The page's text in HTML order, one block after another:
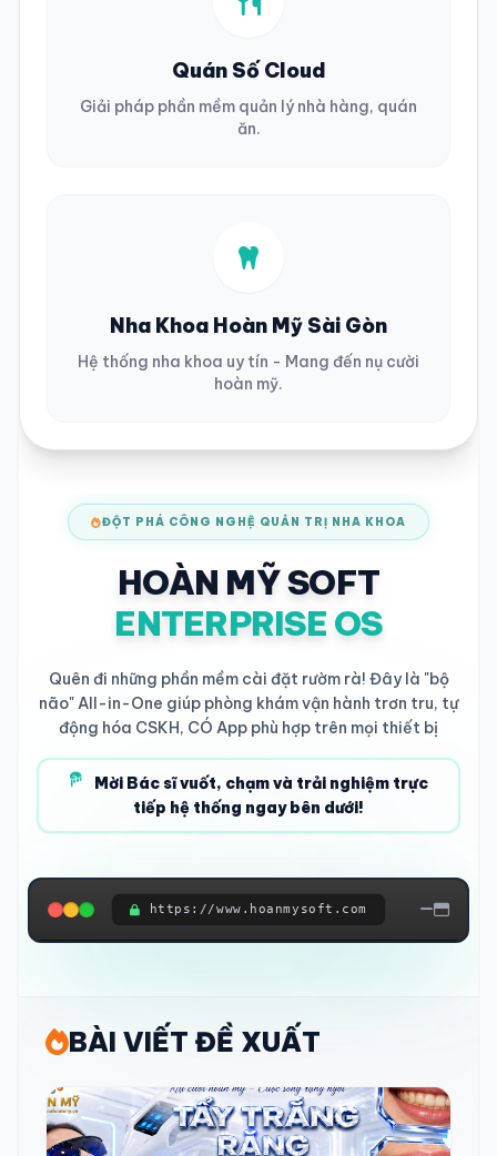
Quán Số Cloud
Giải pháp phần mềm quản lý nhà hàng, quán
ăn.
Nha Khoa Hoàn Mỹ Sài Gòn
Hệ thống nha khoa uy tín - Mang đến nụ cười
hoàn mỹ.
ĐỘT PHÁ CÔNG NGHỆ QUẢN TRỊ NHA KHOA
HOÀN MỸ SOFT
ENTERPRISE OS
Quên đi những phần mềm cài đặt rườm rà! Đây là "bộ
não" All-in-One giúp phòng khám vận hành trơn tru, tự
động hóa CSKH, CÓ App phù hợp trên mọi thiết bị
Mời Bác sĩ vuốt, chạm và trải nghiệm trực
tiếp hệ thống ngay bên dưới!
https://www.hoanmysoft.com
BÀI VIẾT ĐỀ XUẤT